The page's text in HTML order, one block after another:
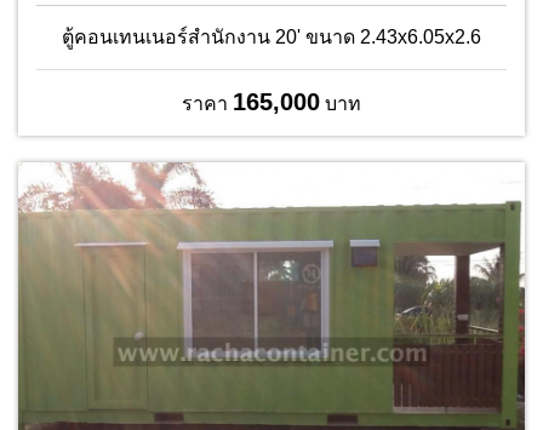
ตู้คอนเทนเนอร์สำนักงาน 20' ขนาด 2.43x6.05x2.6
ราคา 165,000บาท